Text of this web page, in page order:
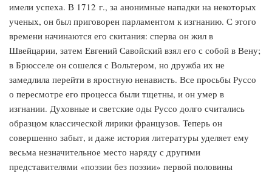
имели успеха. В 1712 г., за анонимные нападки на некоторых
ученых, он был приговорен парламентом к изгнанию. С этого
времени начинаются его скитания: сперва он жил в
Швейцарии, затем Евгений Савойский взял его с собой в Вену;
в Брюсселе он сошелся с Вольтером, но дружба их не
замедлила перейти в яростную ненависть. Все просьбы Руссо
о пересмотре его процесса были тщетны, и он умер в
изгнании. Духовные и светские оды Руссо долго считались
образцом классической лирики французов. Теперь он
совершенно забыт, и даже история литературы уделяет ему
весьма незначительное место наряду с другими
представителями «поэзии без поэзии» первой половины